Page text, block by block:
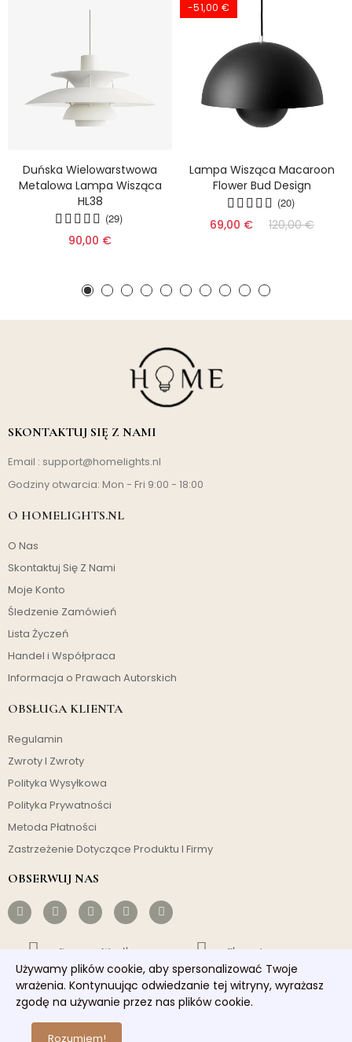
Duńska Wielowarstwowa
Metalowa Lampa Wisząca
HL38
(29)
90,00 €
-51,00 €
Lampa Wisząca Macaroon
Flower Bud Design
(20)
69,00 € 120,00 €
SKONTAKTUJ SIĘ Z NAMI
Email : support@homelights.nl
Godziny otwarcia: Mon - Fri 9:00 - 18:00
O HOMELIGHTS.NL
O Nas
Skontaktuj Się Z Nami
Moje Konto
Śledzenie Zamówień
Lista Życzeń
Handel i Współpraca
Informacja o Prawach Autorskich
OBSŁUGA KLIENTA
Regulamin
Zwroty I Zwroty
Polityka Wysyłkowa
Polityka Prywatności
Metoda Płatności
Zastrzeżenie Dotyczące Produktu I Firmy
OBSERWUJ NAS
Darmowa Wysyłka Ekonomiczny
Szybka Wysyłka Dobra Obsługa
Używamy plików cookie, aby spersonalizować Twoje
wrażenia. Kontynuując odwiedzanie tej witryny, wyrażasz
zgodę na używanie przez nas plików cookie.
Rozumiem!